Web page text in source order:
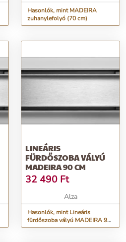
Hasonlók, mint MADEIRA
zuhanylefolyó (70 cm)
LINEÁRIS
FÜRDŐSZOBA VÁLYÚ
MADEIRA 90 CM
32 490 Ft
Alza
Hasonlók, mint Lineáris
fürdőszoba vályú MADEIRA 90
cm